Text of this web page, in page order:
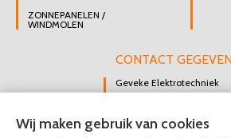
ZONNEPANELEN /
WINDMOLEN
CONTACT
Geveke Elektrotechniek
3112 GK Schiedam
Wij maken gebruik van cookies